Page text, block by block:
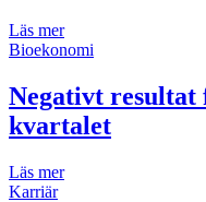
Läs mer
Bioekonomi
Negativt resultat
kvartalet
Läs mer
Karriär